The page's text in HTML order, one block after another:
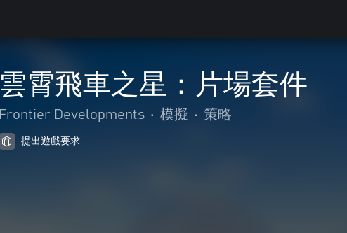
雲霄飛車之星：片場套件
Frontier Developments • 模擬 • 策略
提出遊戲要求